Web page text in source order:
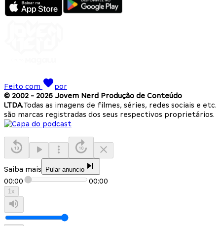
Feito com
por
© 2002 - 2026 Jovem Nerd Produção de Conteúdo
LTDA.Todas as imagens de filmes, séries, redes sociais e etc.
são marcas registradas dos seus respectivos proprietários.
Saiba mais Pular anuncio
00:00 00:00
1x